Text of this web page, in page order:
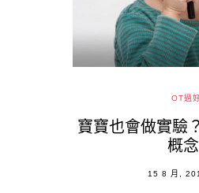
OT過
寶寶也會做實驗
概
POSTED
15 8 月,